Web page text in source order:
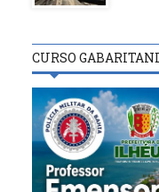
CURSO